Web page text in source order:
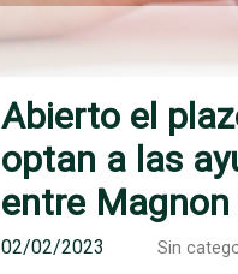
Abierto el
optan a las
entre
02/02/2023 Sin